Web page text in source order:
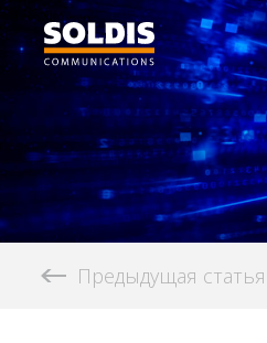
Предыдущая статья